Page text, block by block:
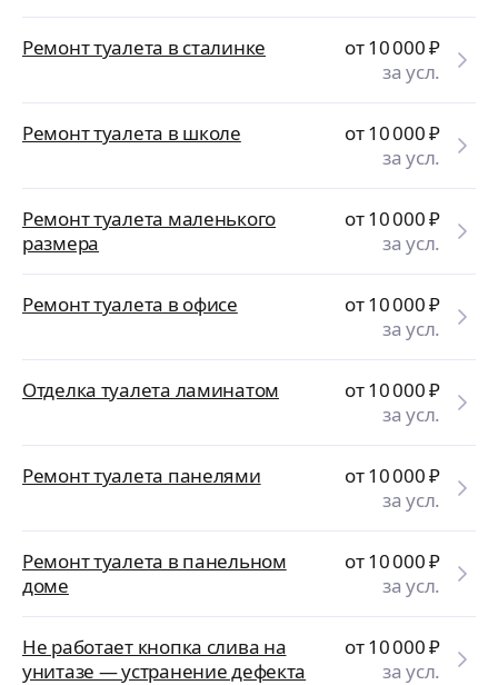
Ремонт туалета в сталинке от 10 000₽
за усл.
Ремонт туалета в школе от 10 000₽
за усл.
Ремонт туалета маленького
размера
от 10 000₽
за усл.
Ремонт туалета в офисе от 10 000₽
за усл.
Отделка туалета ламинатом от 10 000₽
за усл.
Ремонт туалета панелями от 10 000₽
за усл.
Ремонт туалета в панельном
доме
от 10 000₽
за усл.
Не работает кнопка слива на
унитазе — устранение дефекта
от 10 000₽
за усл.